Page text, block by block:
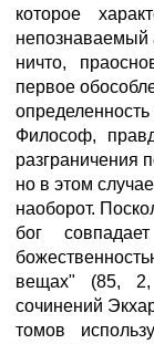
которое
непознаваемый
ничто,
первое
Философ,
разграничения
но в этом
наоборот.
бог
вещах" (85, 2,
сочинений
томов